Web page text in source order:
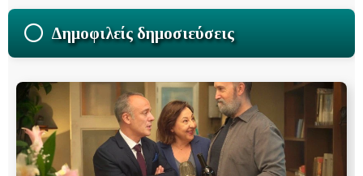
Δημοφιλείς δημοσιεύσεις